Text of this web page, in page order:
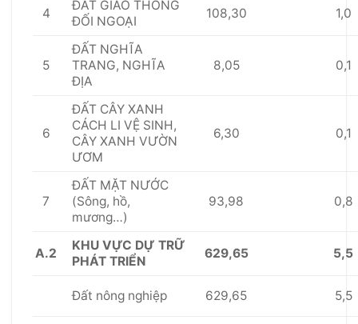
4
ĐẤT GIAO THÔNG
ĐỐI NGOẠI
108,30 1,0
5
ĐẤT NGHĨA
TRANG, NGHĨA
ĐỊA
8,05 0,1
6
ĐẤTCÂY XANH
CÁCH LI VỆ SINH,
CÂY XANH VƯỜN
ƯƠM
6,30 0,1
7
ĐẤT MẶT NƯỚC
(Sông, hồ,
mương…)
93,98 0,8
A.2
KHU VỰC DỰ TRỮ
PHÁT TRIỂN
629,65 5,5
Đất nông nghiệp 629,65 5,5